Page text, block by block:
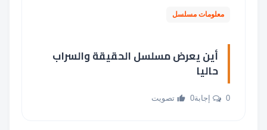
معلومات مسلسل
أين يعرض مسلسل الحقيقة والسراب
حاليا
0 إجابة 0 تصويت